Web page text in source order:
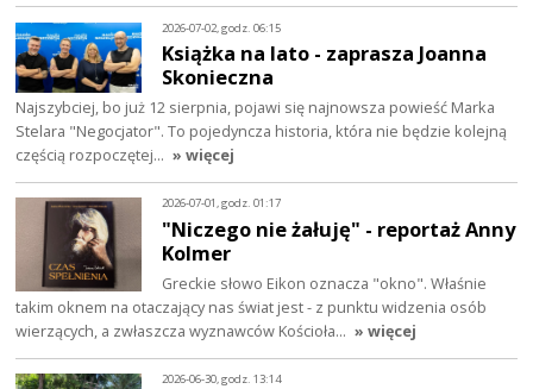
2026-07-02, godz. 06:15
Książka na lato - zaprasza Joanna
Skonieczna
Najszybciej, bo już 12 sierpnia, pojawi się najnowsza powieść Marka
Stelara "Negocjator". To pojedyncza historia, która nie będzie kolejną
częścią rozpoczętej… » więcej
2026-07-01, godz. 01:17
"Niczego nie żałuję" - reportaż Anny
Kolmer
Greckie słowo Eikon oznacza "okno". Właśnie
takim oknem na otaczający nas świat jest - z punktu widzenia osób
wierzących, a zwłaszcza wyznawców Kościoła… » więcej
2026-06-30, godz. 13:14